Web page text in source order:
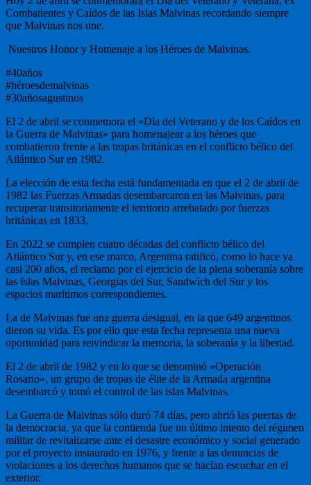
Combatientes y Caídos de las Islas Malvinas recordando siempre
que Malvinas nos une.
Nuestros Honor y Homenaje a los Héroes de Malvinas.
#40años
#héroesdemalvinas
#30añosagustinos
El 2 de abril se conmemora el «Día del Veterano y de los Caídos en
la Guerra de Malvinas» para homenajear a los héroes que
combatieron frente a las tropas británicas en el conflicto bélico del
Atlántico Sur en 1982.
La elección de esta fecha está fundamentada en que el 2 de abril de
1982 las Fuerzas Armadas desembarcaron en las Malvinas, para
recuperar transitoriamente el territorio arrebatado por fuerzas
británicas en 1833.
En 2022 se cumplen cuatro décadas del conflicto bélico del
Atlántico Sur y, en ese marco, Argentina ratificó, como lo hace ya
casi 200 años, el reclamo por el ejercicio de la plena soberanía sobre
las Islas Malvinas, Georgias del Sur, Sandwich del Sur y los
espacios marítimos correspondientes.
La de Malvinas fue una guerra desigual, en la que 649 argentinos
dieron su vida. Es por ello que esta fecha representa una nueva
oportunidad para reivindicar la memoria, la soberanía y la libertad.
El 2 de abril de 1982 y en lo que se denominó «Operación
Rosario», un grupo de tropas de élite de la Armada argentina
desembarcó y tomó el control de las islas Malvinas.
La Guerra de Malvinas sólo duró 74 días, pero abrió las puertas de
la democracia, ya que la contienda fue un último intento del régimen
militar de revitalizarse ante el desastre económico y social generado
por el proyecto instaurado en 1976, y frente a las denuncias de
violaciones a los derechos humanos que se hacían escuchar en el
exterior.